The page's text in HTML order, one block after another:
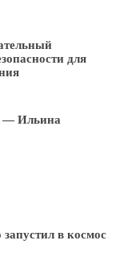
для
Ильина
в космос